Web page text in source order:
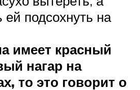
ей подсохнуть на
имеет красный
нагар на
то это говорит о